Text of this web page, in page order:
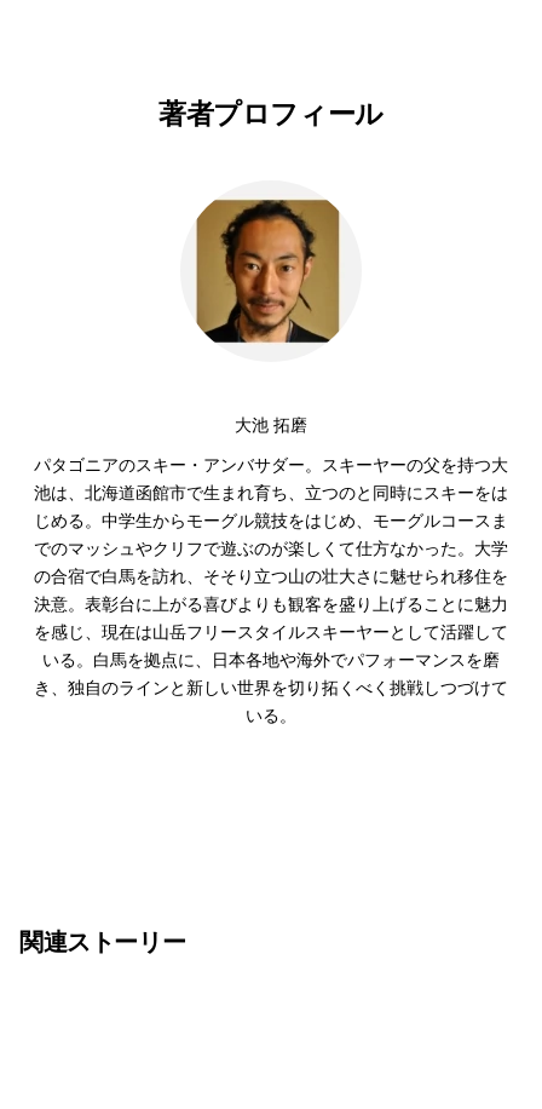
著者プロフィール
大池 拓磨
パタゴニアのスキー・アンバサダー。スキーヤーの父を持つ大
池は、北海道函館市で生まれ育ち、立つのと同時にスキーをは
じめる。中学生からモーグル競技をはじめ、モーグルコースま
でのマッシュやクリフで遊ぶのが楽しくて仕方なかった。大学
の合宿で白馬を訪れ、そそり立つ山の壮大さに魅せられ移住を
決意。表彰台に上がる喜びよりも観客を盛り上げることに魅力
を感じ、現在は山岳フリースタイルスキーヤーとして活躍して
いる。白馬を拠点に、日本各地や海外でパフォーマンスを磨
き、独自のラインと新しい世界を切り拓くべく挑戦しつづけて
いる。
関連ストーリー